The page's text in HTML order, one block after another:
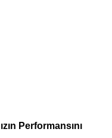
Performansını